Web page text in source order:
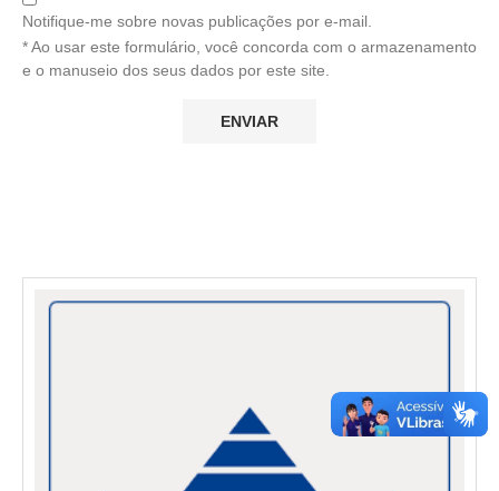
Notifique-me sobre novas publicações por e-mail.
* Ao usar este formulário, você concorda com o armazenamento
e o manuseio dos seus dados por este site.